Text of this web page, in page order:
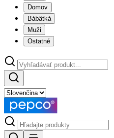
Domov
Bábätká
Muži
Ostatné